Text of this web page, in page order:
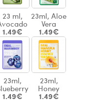
23 ml,
1.49€
23ml, Aloe
Vera
1.49€
23ml,
1.49€
23ml,
Honey
1.49€